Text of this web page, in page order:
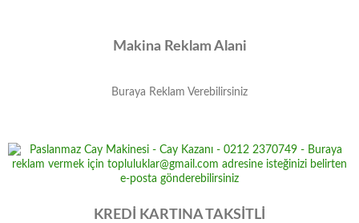
Makina Reklam Alani
Buraya Reklam Verebilirsiniz
KREDİ KARTINA TAKSİTLİ